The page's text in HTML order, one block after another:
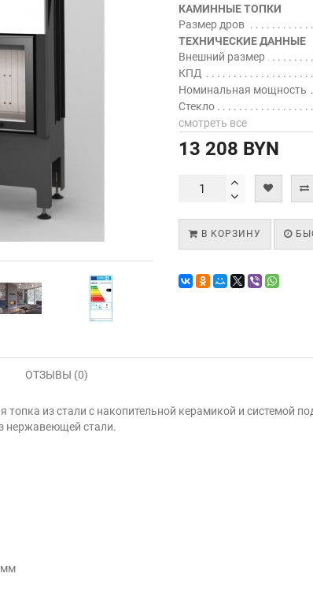
КАМИННЫЕ ТОПКИ
Размер дров
ТЕХНИЧЕСКИЕ ДАННЫЕ
Внешний размер
КПД
Номинальная мощность
Стекло
смотреть все
13 208 BYN
В КОРЗИНУ
ОТЗЫВЫ (0)
из стали с накопительной керамикой и системой
нержавеющей стали.
мм